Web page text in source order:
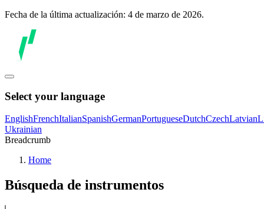
Fecha de la última actualización: 4 de marzo de 2026.
Select your language
EnglishFrenchItalianSpanishGermanPortugueseDutchCzechLatvian
Ukrainian
Breadcrumb
Home
Búsqueda de instrumentos